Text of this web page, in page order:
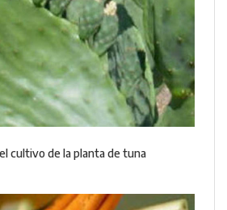
cultivo de la planta de tuna